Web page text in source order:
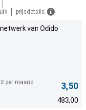
prijsdetails
van Odido
per maand
3,50
483,00